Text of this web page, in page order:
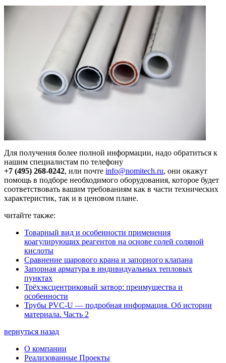
Для получения более полной информации, надо обратиться к
нашим специалистам по телефону
+7 (495) 268-0242, или почте info@nomitech.ru, они окажут
помощь в подборе необходимого оборудования, которое будет
соответствовать вашим требованиям как в части технических
характеристик, так и в ценовом плане.
читайте также:
Товарный вид и особенности применения
коагулирующих реагентов на основе солей соляной
кислоты
Сравнение шарового крана и запорного клапана
Запорная арматура в индивидуальных тепловых
пунктах
Трёхэксцентриковый затвор: преимущества и
особенности
Трубы PVC-U — подробная информация. Об истории
материала. Часть 2
вернуться назад
О компании
Реализованные Проекты